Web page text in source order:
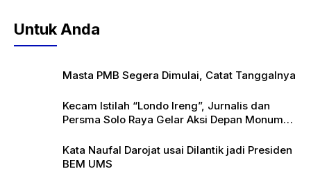
Untuk Anda
Masta PMB Segera Dimulai, Catat Tanggalnya
Kecam Istilah “Londo Ireng”, Jurnalis dan
Persma Solo Raya Gelar Aksi Depan Monumen
Kata Naufal Darojat usai Dilantik jadi Presiden
BEM UMS